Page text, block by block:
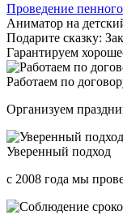
Проведение
Аниматор на
Подарите сказку:
Гарантируем
Работаем по
Организуем
Уверенный подход
с 2008 года мы